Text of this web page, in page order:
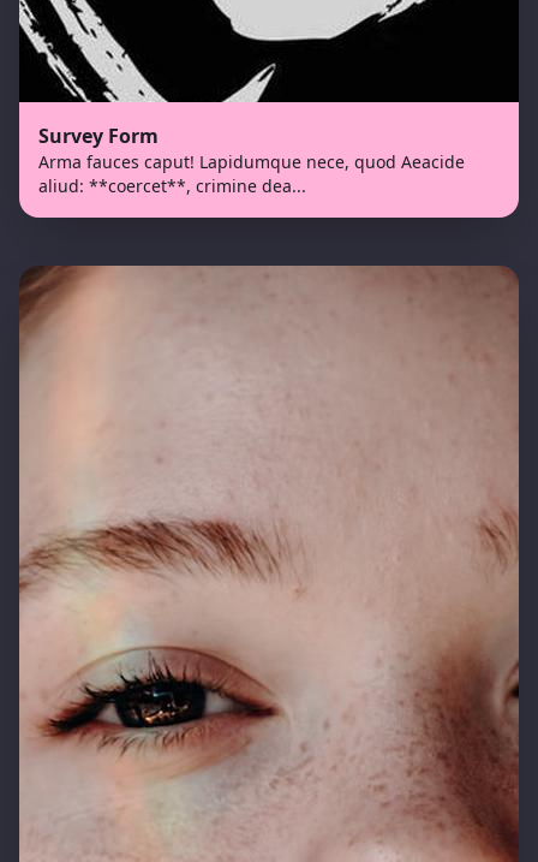
Survey Form
Arma fauces caput! Lapidumque nece, quod Aeacide
aliud: **coercet**, crimine dea...